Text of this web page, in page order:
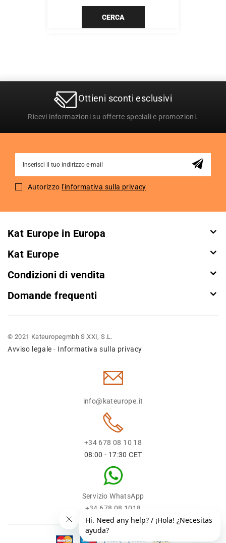
CERCA
Ottieni sconti esclusivi
Ricevi informazioni su offerte speciali e promozioni.
for
Autorizzo l'informativa sulla privacy
Kat Europe in Europa
Kat Europe
Condizioni di vendita
Domande frequenti
© 2021 Kateuropegmbh S.XXI, S.L.
Avviso legale - Informativa sulla privacy
info@kateurope.it
+34 678 08 10 18
08:00 - 17:30 CET
Servizio WhatsApp
+34 678 08 1018